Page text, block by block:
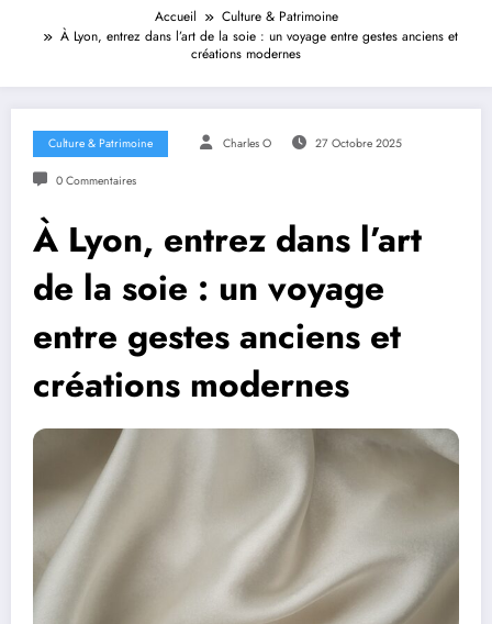
Accueil
Culture & Patrimoine
À Lyon, entrez dans l’art de la soie : un voyage entre gestes anciens et
créations modernes
Culture & Patrimoine Charles O 27 Octobre 2025
0 Commentaires
À Lyon, entrez dans l’art
de la soie : un voyage
entre gestes anciens et
créations modernes